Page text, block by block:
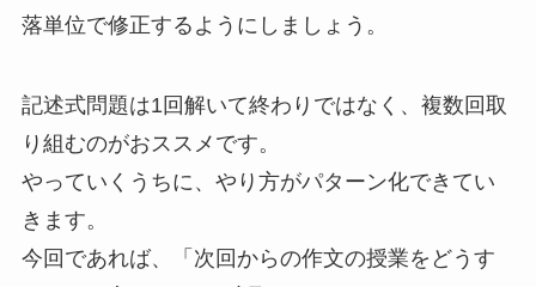
落単位で修正するようにしましょう。
記述式問題は1回解いて終わりではなく、複数回取
り組むのがおススメです。
やっていくうちに、やり方がパターン化できてい
きます。
今回であれば、「次回からの作文の授業をどうす